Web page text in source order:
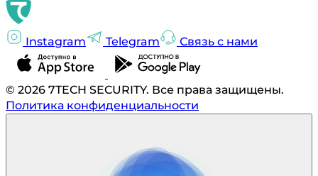
Instagram Telegram Связь с нами
© 2026 7TECH SECURITY. Все права защищены.
Политика конфиденциальности